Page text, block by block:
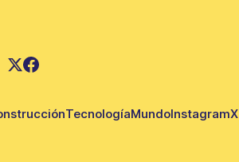
TecnologíaMundoInstagramX